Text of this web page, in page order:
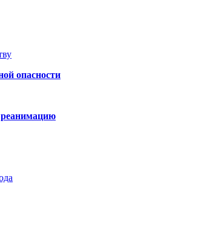
опасности
реанимацию